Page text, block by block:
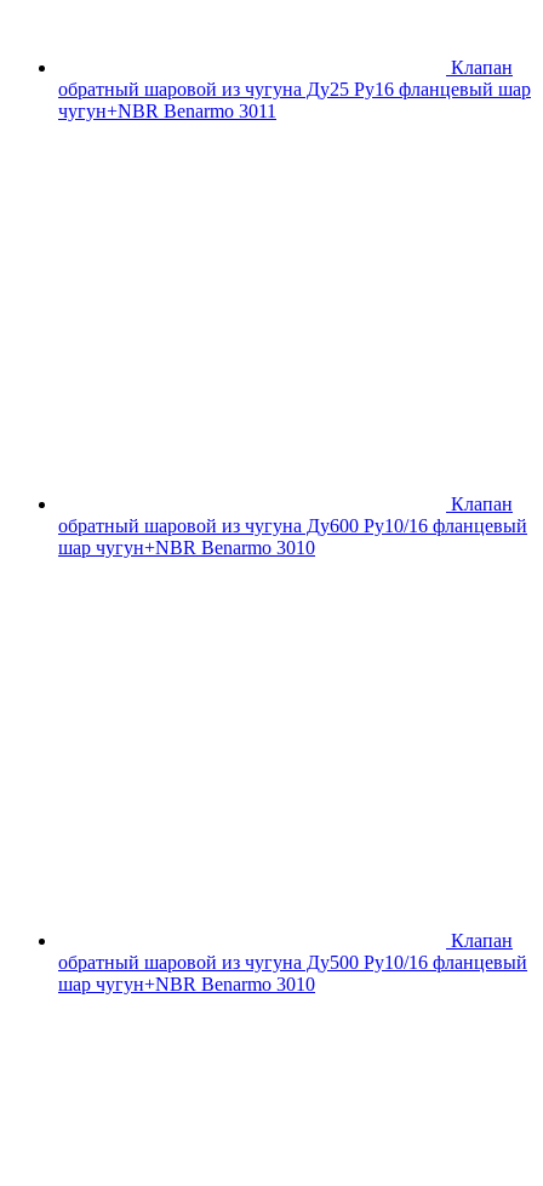
Клапан
обратный шаровой из чугуна Ду25 Ру16 фланцевый шар
чугун+NBR Benarmo 3011
Клапан
обратный шаровой из чугуна Ду600 Ру10/16 фланцевый
шар чугун+NBR Benarmo 3010
Клапан
обратный шаровой из чугуна Ду500 Ру10/16 фланцевый
шар чугун+NBR Benarmo 3010